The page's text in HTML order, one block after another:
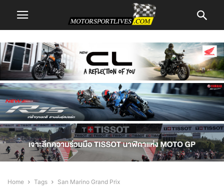
Home Tags San Marino Grand Prix